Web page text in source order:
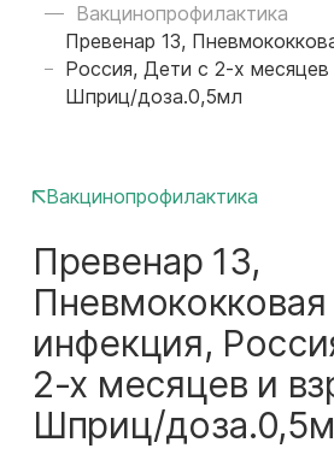
Вакцинопрофилактика
Превенар 13,
Россия, Дети с 2-х
Шприц/доза.0,5мл
Вакцинопрофилактика
Превенар 13,
Пневмококковая
инфекция,
2-х месяцев и
Шприц/